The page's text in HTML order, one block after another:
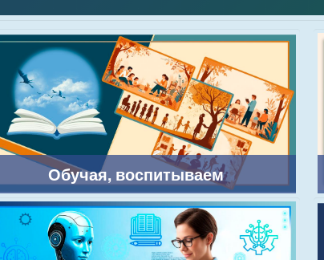
Обучая, воспитываем